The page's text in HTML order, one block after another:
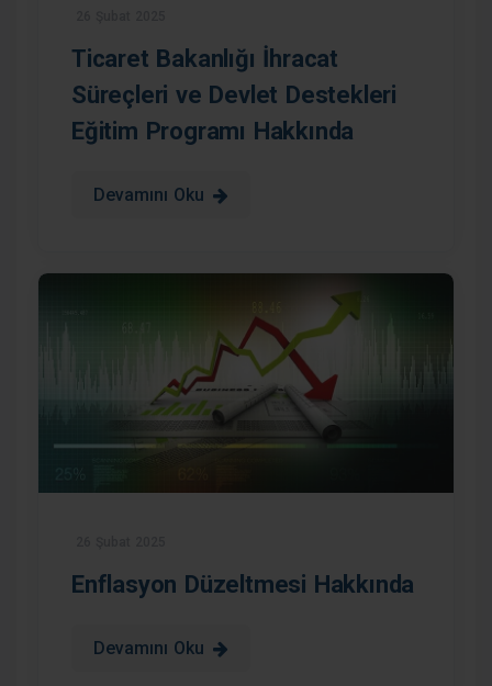
Ticaret Bakanlığı İhracat
Süreçleri ve Devlet Destekleri
Eğitim Programı Hakkında
Devamını Oku
Enflasyon Düzeltmesi Hakkında
Devamını Oku